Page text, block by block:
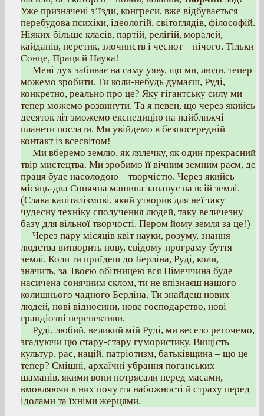
Уже призначені з’їзди, конгреси, вже відбувається
перебудова психіки, ідеологій, світоглядів, філософій.
Ніяких більше класів, партій, релігій, моралей,
кайданів, перетик, злочинств і чеснот – нічого. Тільки
Сонце, Праця й Наука!
Мені дух забиває на саму уяву, що ми, люди, тепер
можемо зробити. Ти коли-небудь думаєш, Руді,
конкретно, реально про це? Яку гігантську силу ми
тепер можемо розвинути. Та я певен, що через якийсь
десяток літ зможемо експедицію на найближчі
планети послати. Ми увійдемо в безпосередній
контакт із всесвітом!
Ми вберемо землю, як лялечку, як один прекрасний
твір мистецтва. Ми зробимо її вічним земним раєм, де
праця буде насолодою – творчістю. Через якийсь
місяць-два Сонячна машина запанує на всій землі.
(Слава капіталізмові, який утворив для неї таку
чудесну техніку сполучення людей, таку величезну
базу для вільної творчості. Пером йому земля за це!)
Через пару місяців квіт науки, розуму, знання
людства витворить нову, свідому програму буття
землі. Коли ти приїдеш до Берліна, Руді, коли,
значить, за Твоєю обітницею вся Німеччина буде
насичена сонячним склом, ти не впізнаєш нашого
колишнього чадного Берліна. Ти знайдеш нових
людей, нові відносини, нове господарство, нові
грандіозні перспективи.
Руді, любий, великий мій Руді, ми весело регочемо,
згадуючи цю стару-стару гумористику. Вищість
культур, рас, націй, патріотизм, батьківщина – що це
тепер? Смішні, архаїчні убрання поганських
шаманів, якими вони потрясали перед масами,
вмовляючи в них почуття набожності й страху перед
ідолами та їхніми жерцями.